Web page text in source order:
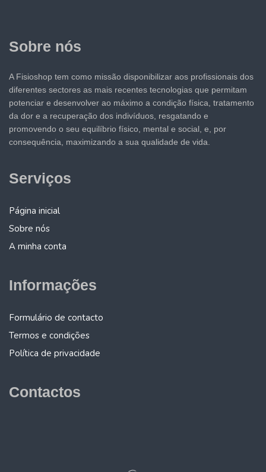
Sobre nós
A Fisioshop tem como missão disponibilizar aos profissionais dos
diferentes sectores as mais recentes tecnologias que permitam
potenciar e desenvolver ao máximo a condição física, tratamento
da dor e a recuperação dos indivíduos, resgatando e
promovendo o seu equilíbrio físico, mental e social, e, por
consequência, maximizando a sua qualidade de vida.
Serviços
Página inicial
Sobre nós
A minha conta
Informações
Formulário de contacto
Termos e condições
Política de privacidade
Contactos